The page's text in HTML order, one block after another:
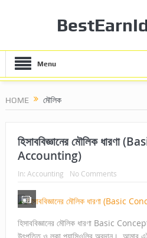
Menu
HOME মৌলিক
হিসাববিজ্ঞানের মৌলিক ধারণা
Accounting)
In: Accounting No Comments
হিসাববিজ্ঞানের মৌলিক ধারণা Basic